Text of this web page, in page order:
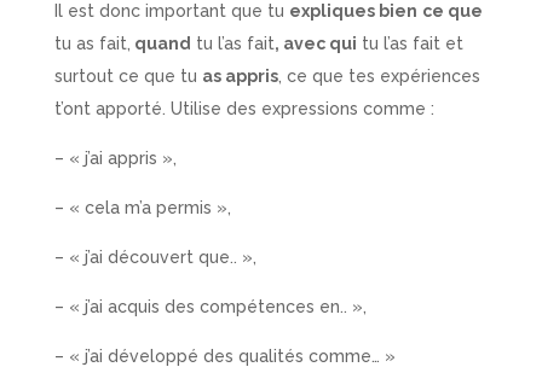
Il est donc important que tu expliques bien ce que
tu as fait, quand tu l’as fait, avec qui tu l’as fait et
surtout ce que tu as appris, ce que tes expériences
t’ont apporté. Utilise des expressions comme :
– « j’ai appris »,
– « cela m’a permis »,
– « j’ai découvert que.. »,
– « j’ai acquis des compétences en.. »,
– « j’ai développé des qualités comme… »